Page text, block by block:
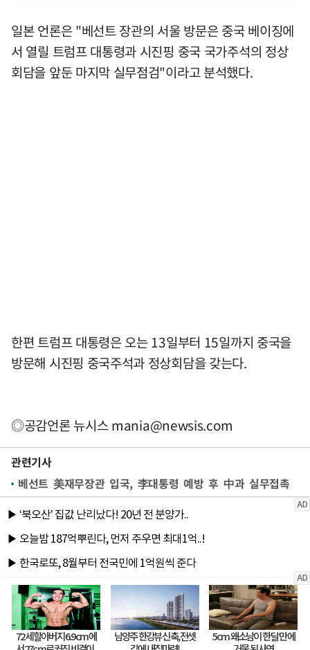
일본 언론은 "베선트 장관의 서울 방문은 중국 베이징에
서 열릴 트럼프 대통령과 시진핑 중국 국가주석의 정상
회담을 앞둔 마지막 실무점검"이라고 분석했다.
한편 트럼프 대통령은 오는 13일부터 15일까지 중국을
방문해 시진핑 중국주석과 정상회담을 갖는다.
◎공감언론 뉴시스mania@newsis.com
관련기사
베선트 美재무장관 입국, 李대통령 예방 후 中과 실무접촉